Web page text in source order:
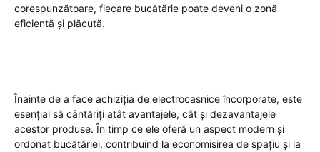
corespunzătoare, fiecare bucătărie poate deveni o zonă
eficientă și plăcută.
Înainte de a face achiziția de electrocasnice încorporate, este
esențial să cântăriți atât avantajele, cât și dezavantajele
acestor produse. În timp ce ele oferă un aspect modern și
ordonat bucătăriei, contribuind la economisirea de spațiu și la